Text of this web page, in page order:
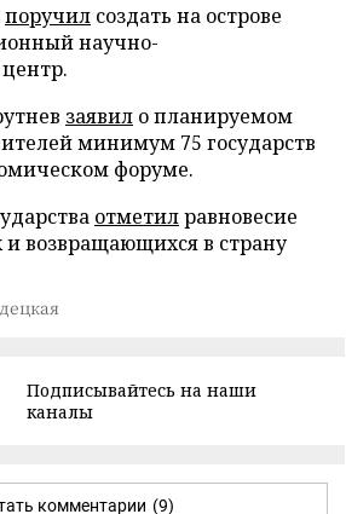
поручил создать на острове
научно-
заявил о планируемом
минимум 75 государств
форуме.
отметилравновесие
возвращающихся в страну
Подписывайтесь на наши
каналы
комментарии (9)